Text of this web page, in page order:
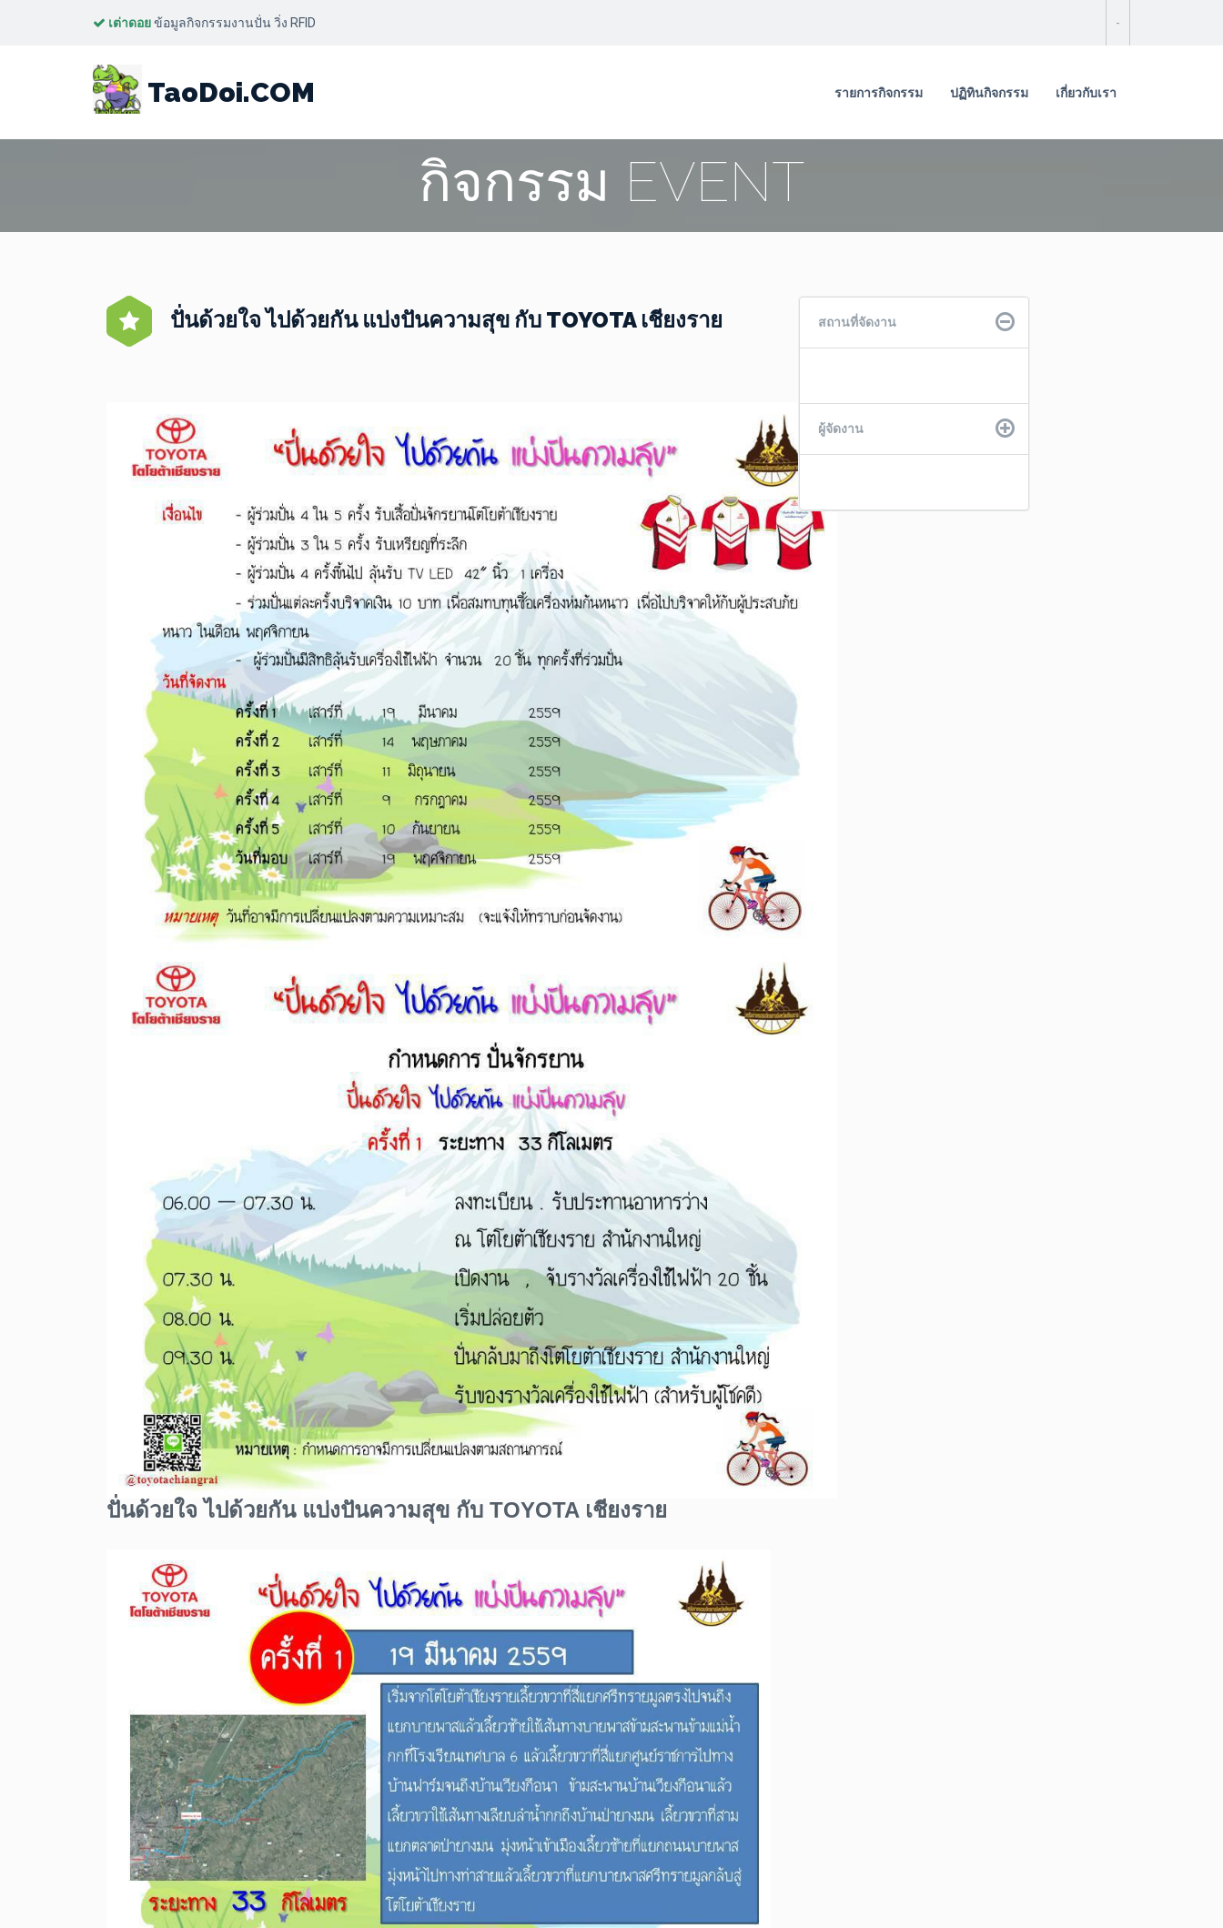
-
เต่าดอยข้อมูลกิจกรรมงานปั่น วิ่ง RFID
TaoDoi.COM รายการกิจกรรม ปฏิทินกิจกรรม เกี่ยวกับเรา
กิจกรรม EVENT
ปั่นด้วยใจ ไปด้วยกัน แบ่งปันความสุข กับ TOYOTA เชียงราย
ปั่นด้วยใจ ไปด้วยกัน แบ่งปันความสุข กับ TOYOTA เชียงราย
สถานที่จัดงาน
ผู้จัดงาน